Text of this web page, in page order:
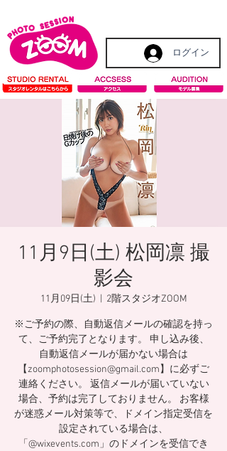
ログイン
11月9日(土) 松岡凛 撮
影会
11月09日(土) 2階スタジオZOOM
※ご予約の際、自動返信メールの確認を持っ
て、ご予約完了となります。 申し込み後、
自動返信メールが届かない場合は
【zoomphotosession@gmail.com】に必ずご
連絡ください。 返信メールが届いていない
場合、予約は完了しておりません。 お客様
が迷惑メール対策等で、ドメイン指定受信を
設定されている場合は、
「@wixevents.com」のドメインを受信でき